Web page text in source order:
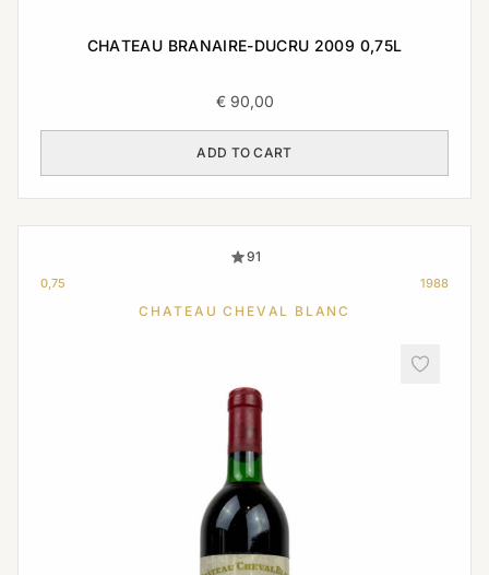
CHATEAU BRANAIRE-DUCRU 2009 0,75L
€90,00
ADD TO CART
91
0,75 1988
CHATEAU CHEVAL BLANC